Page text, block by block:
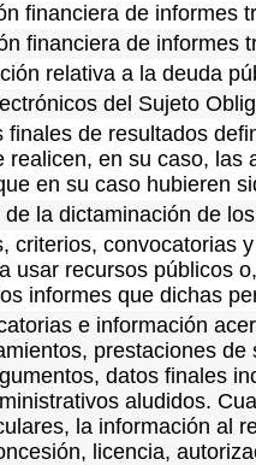
financiera de informes
financiera de informes
relativa a la deuda
del Sujeto
finales de resultados
realicen, en su caso,
en su caso hubieren
la dictaminación de
criterios, convocatorias
usar recursos públicos
informes que dichas
e información
prestaciones
datos finales
aludidos.
la información al
licencia,